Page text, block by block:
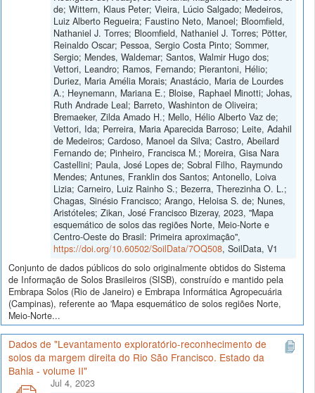
de; Wittern, Klaus Peter; Vieira, Lúcio Salgado; Medeiros,
Luiz Alberto Regueira; Faustino Neto, Manoel; Bloomfield,
Nathaniel J. Torres; Bloomfield, Nathaniel J. Torres; Pötter,
Reinaldo Oscar; Pessoa, Sergio Costa Pinto; Sommer,
Sergio; Mendes, Waldemar; Santos, Walmir Hugo dos;
Vettori, Leandro; Ramos, Fernando; Pierantoni, Hélio;
Duriez, Maria Amélia Morais; Anastácio, Maria de Lourdes
A.; Heynemann, Mariana E.; Bloise, Raphael Minotti; Johas,
Ruth Andrade Leal; Barreto, Washinton de Oliveira;
Bremaeker, Zilda Amado H.; Mello, Hélio Alberto Vaz de;
Vettori, Ida; Perreira, Maria Aparecida Barroso; Leite, Adahil
de Medeiros; Cardoso, Manoel da Silva; Castro, Abeilard
Fernando de; Pinheiro, Francisca M.; Moreira, Gisa Nara
Castellini; Paula, José Lopes de; Sobral Filho, Raymundo
Mendes; Antunes, Franklin dos Santos; Antonello, Loiva
Lizia; Carneiro, Luiz Rainho S.; Bezerra, Therezinha O. L.;
Chagas, Sinésio Francisco; Arango, Heloisa S. de; Nunes,
Aristóteles; Zikan, José Francisco Bizeray, 2023, "Mapa
esquemático de solos das regiões Norte, Meio-Norte e
Centro-Oeste do Brasil: Primeira aproximação",
https://doi.org/10.60502/SoilData/7OQ508, SoilData, V1
Conjunto de dados públicos do solo originalmente obtidos do Sistema
de Informação de Solos Brasileiros (SISB), construído e mantido pela
Embrapa Solos (Rio de Janeiro) e Embrapa Informática Agropecuária
(Campinas), referente ao 'Mapa esquemático de solos regiões Norte,
Meio-Norte...
Dados de "Levantamento exploratório-reconhecimento de
solos da margem direita do Rio São Francisco. Estado da
Bahia - volume II"
Jul 4, 2023